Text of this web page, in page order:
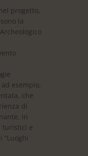
progetto,
la
esempio,
che
di
in
turistici e
“Luoghi